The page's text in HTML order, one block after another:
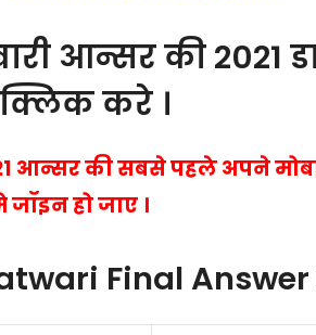
आन्सर की
करे ।
आन्सर की सबसे पहले अपने
जॉइन हो जाए ।
Final Answer